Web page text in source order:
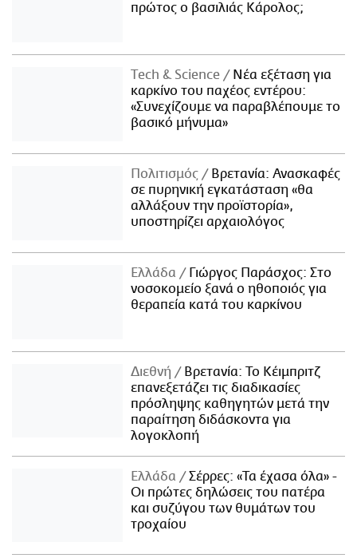
πρώτος ο βασιλιάς Κάρολος;
Τech & Science
Νέα εξέταση για
καρκίνο του παχέος εντέρου:
«Συνεχίζουμε να παραβλέπουμε το
βασικό μήνυμα»
Πολιτισμός
Βρετανία: Ανασκαφές
σε πυρηνική εγκατάσταση «θα
αλλάξουν την προϊστορία»,
υποστηρίζει αρχαιολόγος
Ελλάδα
Γιώργος Παράσχος: Στο
νοσοκομείο ξανά ο ηθοποιός για
θεραπεία κατά του καρκίνου
Διεθνή
Βρετανία: Το Κέιμπριτζ
επανεξετάζει τις διαδικασίες
πρόσληψης καθηγητών μετά την
παραίτηση διδάσκοντα για
λογοκλοπή
Ελλάδα
Σέρρες: «Τα έχασα όλα» -
Οι πρώτες δηλώσεις του πατέρα
και συζύγου των θυμάτων του
τροχαίου